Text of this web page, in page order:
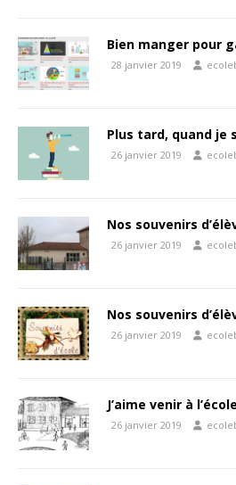
Bien manger pour
28 janvier 2019
Plus tard, quand je
26 janvier 2019
Nos souvenirs
26 janvier 2019
Nos souvenirs
26 janvier 2019
J’aime venir à
26 janvier 2019